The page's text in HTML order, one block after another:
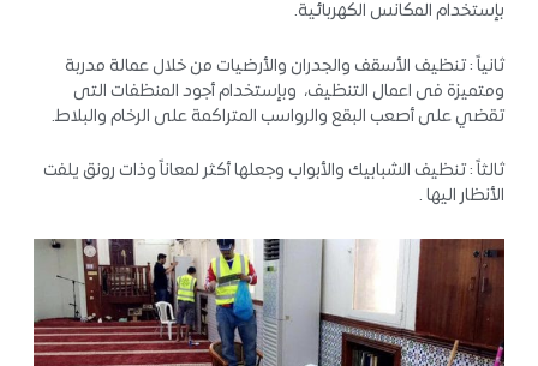
بإستخدام المكانس الكهربائية.
ثانياً : تنظيف الأسقف والجدران والأرضيات من خلال عمالة مدربة
ومتميزة فى اعمال التنظيف، وبإستخدام أجود المنظفات التى
تقضي على أصعب البقع والرواسب المتراكمة على الرخام والبلاط.
ثالثاً : تنظيف الشبابيك والأبواب وجعلها أكثر لمعاناً وذات رونق يلفت
الأنظار اليها .